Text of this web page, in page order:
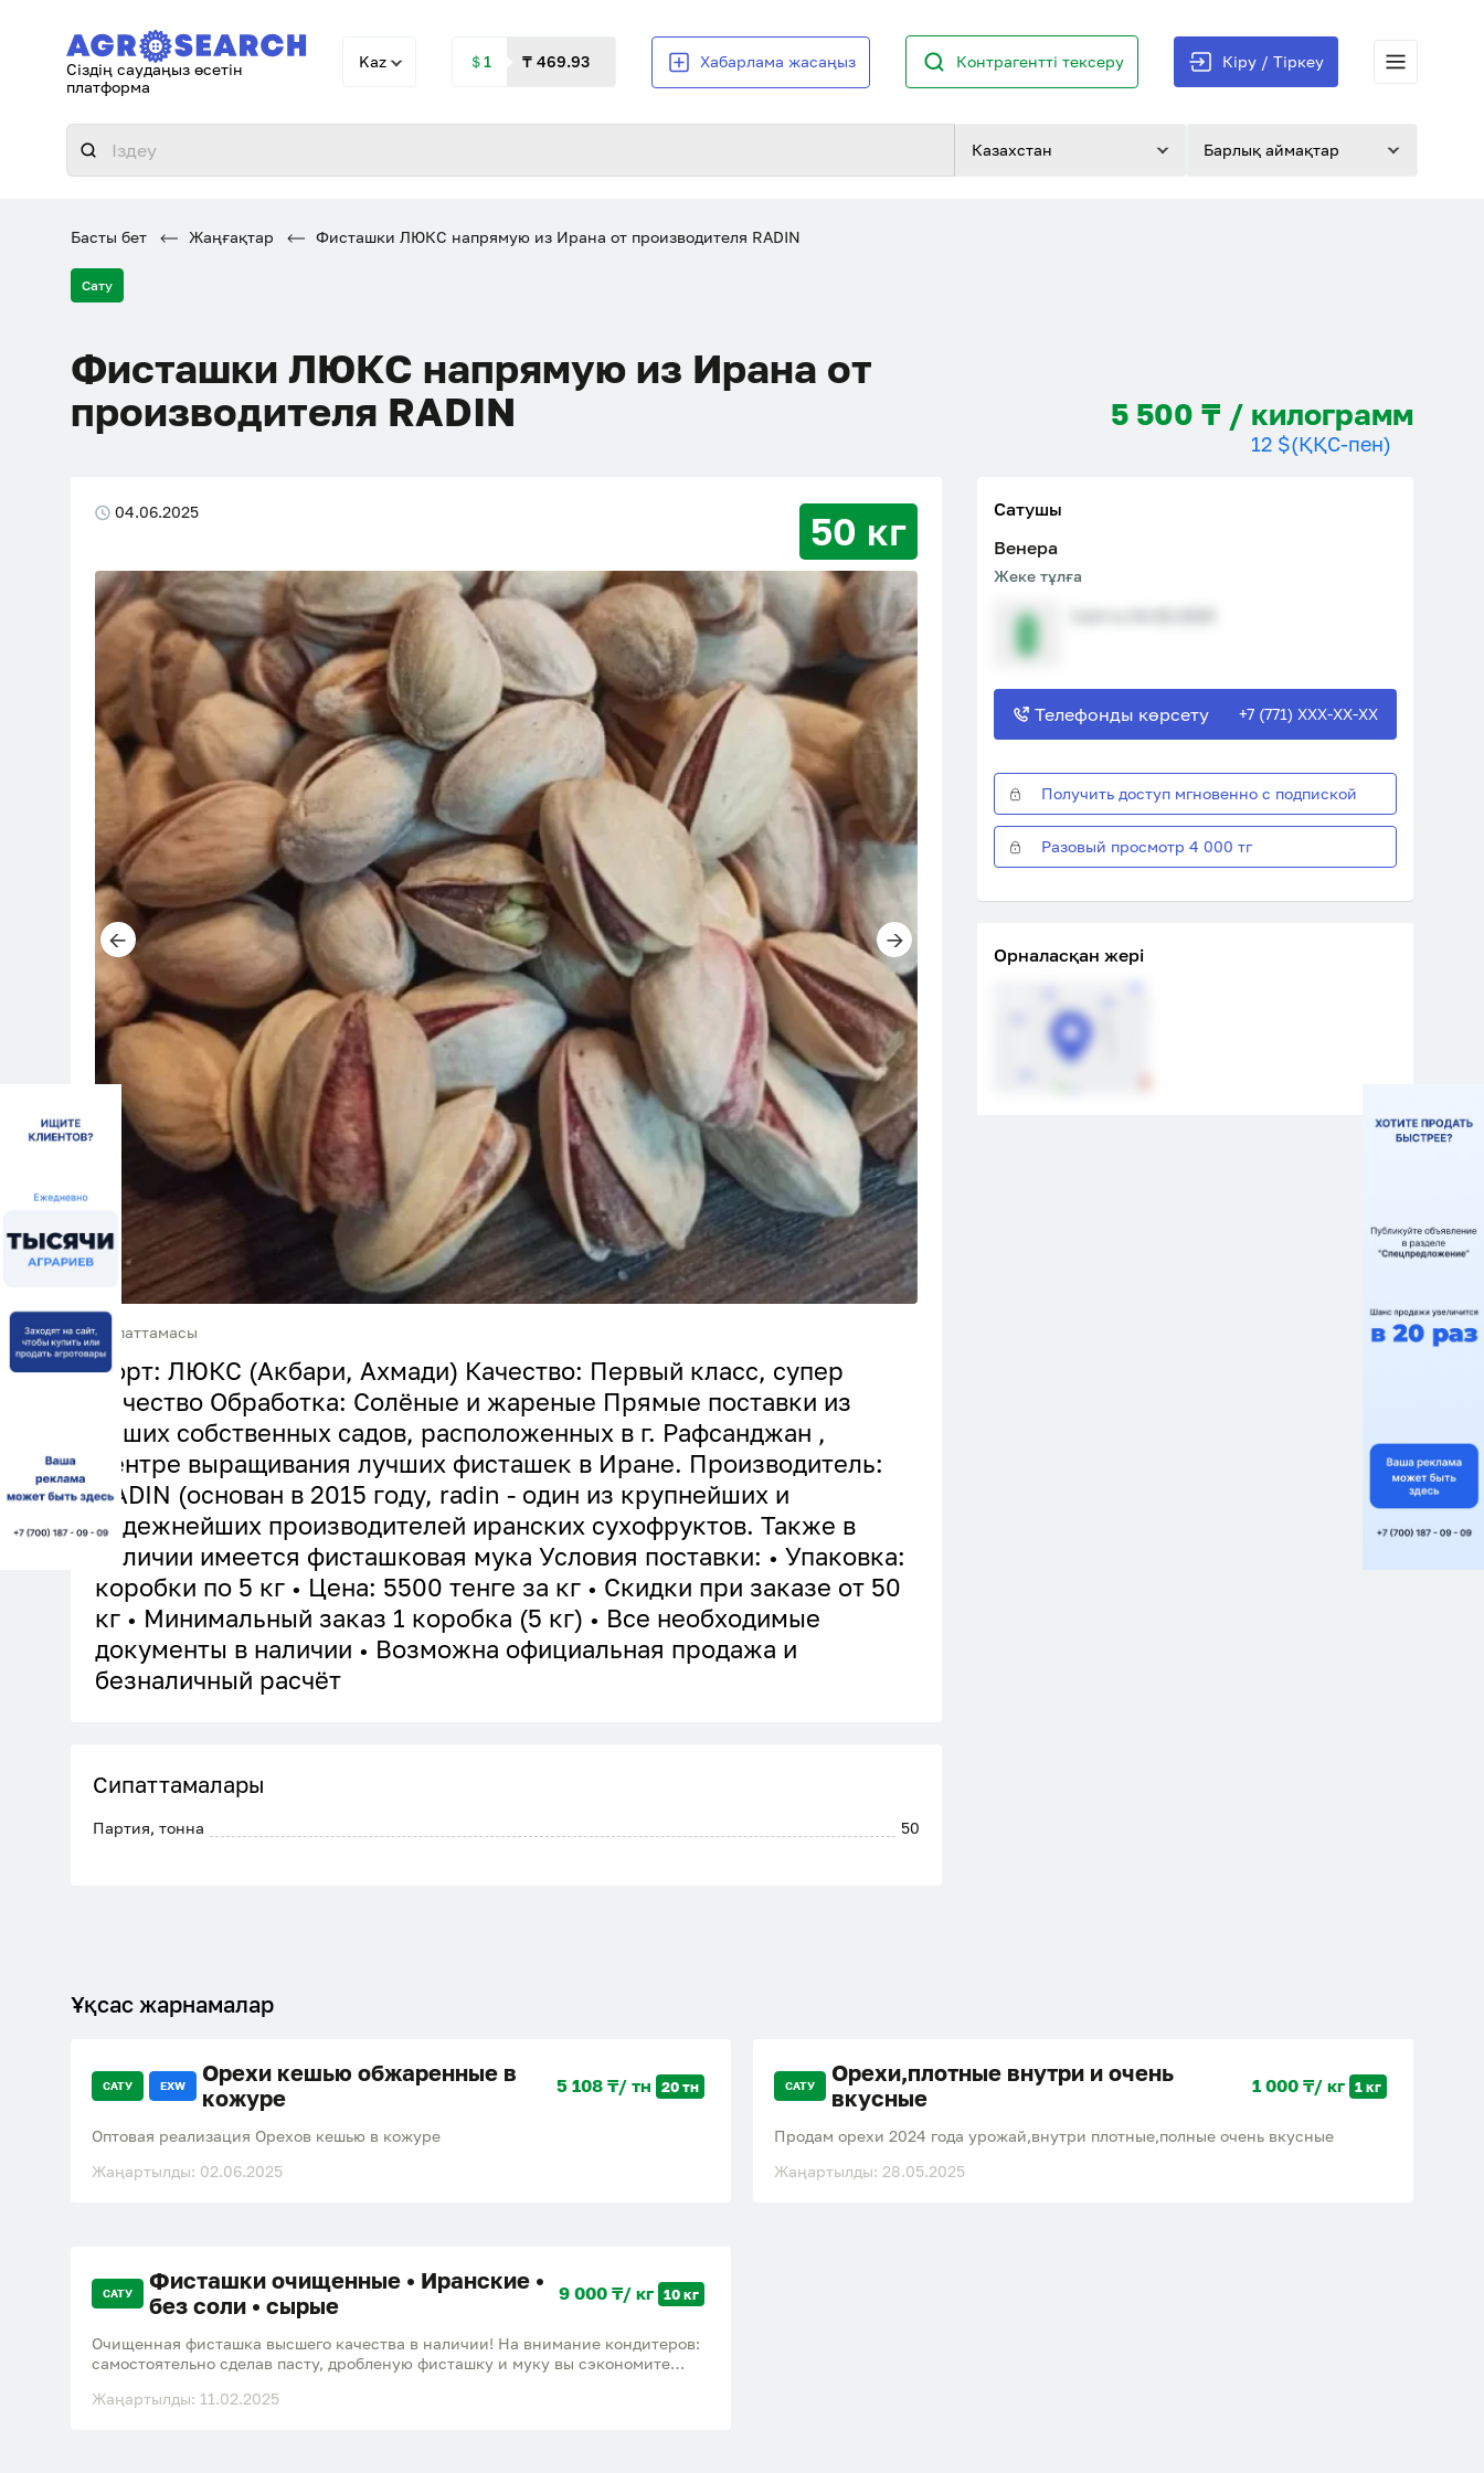
Сіздің саудаңыз өсетін
платформа
Kaz ＄1 ₸ 469.93 Хабарлама жасаңыз Контрагентті тексеру Кіру / Тіркеу
Казахстан Барлық аймақтар
Басты бет Жаңғақтар Фисташки ЛЮКС напрямую из Ирана от производителя RADIN
Сату
Фисташки ЛЮКС напрямую из Ирана от
производителя RADIN
5 500 ₸ / килограмм
12 $(ҚҚС-пен)
04.06.2025 50 кг
Сипаттамасы
Сорт: ЛЮКС (Акбари, Ахмади) Качество: Первый класс, супер
качество Обработка: Солёные и жареные Прямые поставки из
наших собственных садов, расположенных в г. Рафсанджан ,
центре выращивания лучших фисташек в Иране. Производитель:
RADIN (основан в 2015 году, radin - один из крупнейших и
надежнейших производителей иранских сухофруктов. Также в
наличии имеется фисташковая мука Условия поставки: • Упаковка:
коробки по 5 кг • Цена: 5500 тенге за кг • Скидки при заказе от 50
кг • Минимальный заказ 1 коробка (5 кг) • Все необходимые
документы в наличии • Возможна официальная продажа и
безналичный расчёт
Сипаттамалары
Партия, тонна 50
Сатушы
Венера
Жеке тұлға
Телефонды көрсету +7 (771) XXX-XX-XX
Получить доступ мгновенно с подпиской
Разовый просмотр 4 000 тг
Орналасқан жері
Ұқсас жарнамалар
САТУ EXW
Орехи кешью обжаренные в
кожуре
5 108 ₸/ тн 20 тн
Оптовая реализация Орехов кешью в кожуре
Жаңартылды: 02.06.2025
САТУ
Орехи,плотные внутри и очень
вкусные
1 000 ₸/ кг 1 кг
Продам орехи 2024 года урожай,внутри плотные,полные очень вкусные
Жаңартылды: 28.05.2025
САТУ
Фисташки очищенные • Иранские •
без соли • сырые
9 000 ₸/ кг 10 кг
Очищенная фисташка высшего качества в наличии! На внимание кондитеров:
самостоятельно сделав пасту, дробленую фисташку и муку вы сэкономите
идеальный вариант для кондитерских магазинов, торговли, кафе, ресторанов
Жаңартылды: 11.02.2025